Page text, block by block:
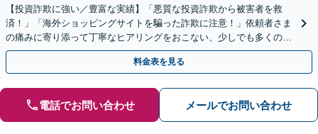
【投資詐欺に強い／豊富な実績】「悪質な投資詐欺から被害者を救
済！」「海外ショッピングサイトを騙った詐欺に注意！」依頼者さま
の痛みに寄り添って丁寧なヒアリングをおこない、少しでも多くの返
金が得られるよう尽力します！
料金表を見る
電話でお問い合わせ メールでお問い合わせ